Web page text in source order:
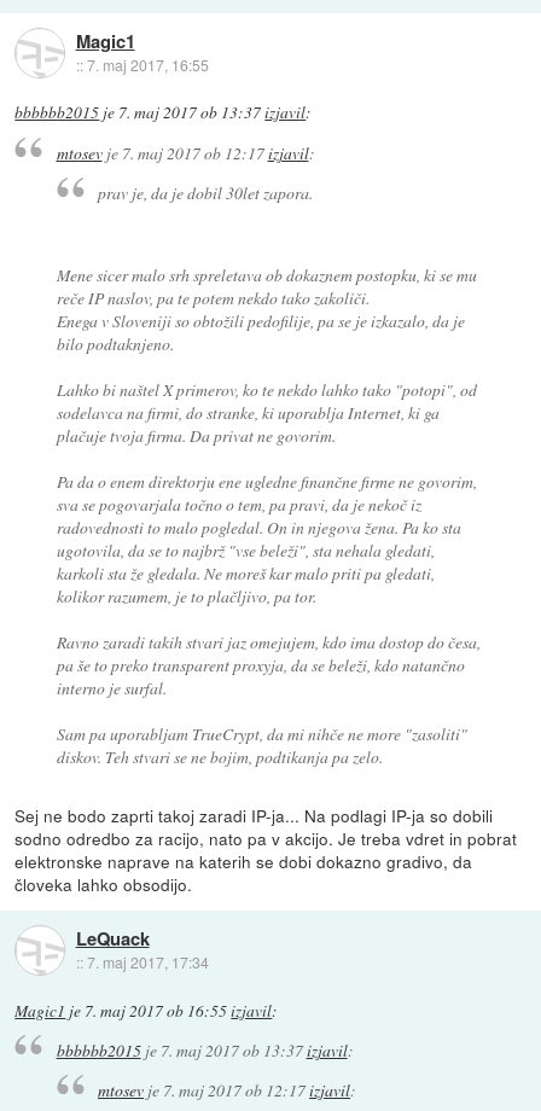
Magic1
::7. maj 2017, 16:55
bbbbbb2015 je 7. maj 2017 ob 13:37izjavil:
mtosevje 7. maj 2017 ob 12:17izjavil:
prav je, da je dobil 30let zapora.
Mene sicer malo srh spreletava ob dokaznem postopku, ki se mu
reče IP naslov, pa te potem nekdo tako zakoliči.
Enega v Sloveniji so obtožili pedofilije, pa se je izkazalo, da je
bilo podtaknjeno.
Lahko bi naštel X primerov, ko te nekdo lahko tako "potopi", od
sodelavca na firmi, do stranke, ki uporablja Internet, ki ga
plačuje tvoja firma. Da privat ne govorim.
Pa da o enem direktorju ene ugledne finančne firme ne govorim,
sva se pogovarjala točno o tem, pa pravi, da je nekoč iz
radovednosti to malo pogledal. On in njegova žena. Pa ko sta
ugotovila, da se to najbrž "vse beleži", sta nehala gledati,
karkoli sta že gledala. Ne moreš kar malo priti pa gledati,
kolikor razumem, je to plačljivo, pa tor.
Ravno zaradi takih stvari jaz omejujem, kdo ima dostop do česa,
pa še to preko transparent proxyja, da se beleži, kdo natančno
interno je surfal.
Sam pa uporabljam TrueCrypt, da mi nihče ne more "zasoliti"
diskov. Teh stvari se ne bojim, podtikanja pa zelo.
Sej ne bodo zaprti takoj zaradi IP-ja... Na podlagi IP-ja so dobili
sodno odredbo za racijo, nato pa v akcijo. Je treba vdret in pobrat
elektronske naprave na katerih se dobi dokazno gradivo, da
človeka lahko obsodijo.
LeQuack
::7. maj 2017, 17:34
Magic1 je 7. maj 2017 ob 16:55izjavil:
bbbbbb2015je 7. maj 2017 ob 13:37izjavil:
mtosev je 7. maj 2017 ob 12:17izjavil: